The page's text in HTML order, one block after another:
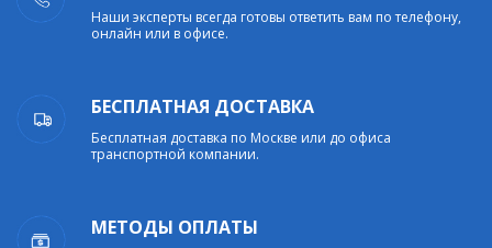
Наши эксперты всегда готовы ответить вам по телефону,
онлайн или в офисе.
БЕСПЛАТНАЯ ДОСТАВКА
Бесплатная доставка по Москве или до офиса
транспортной компании.
МЕТОДЫ ОПЛАТЫ